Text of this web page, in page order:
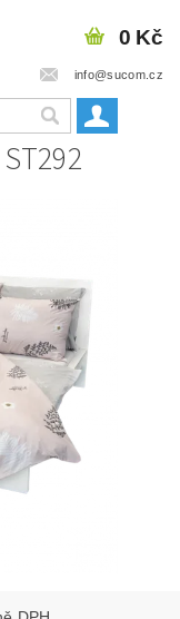
info@sucom.cz
0 Kč